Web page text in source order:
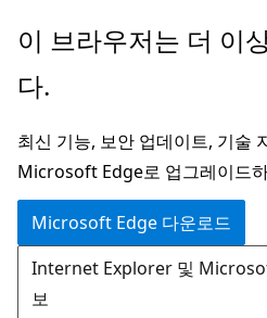
주
콘
츠
로
건
너
뛰
기
이 브라우저는 더 이
다.
최신 기능, 보안 업데이트, 기술
Microsoft Edge로 업그레이드
Microsoft Edge 다운로드
Internet Explorer 및
보